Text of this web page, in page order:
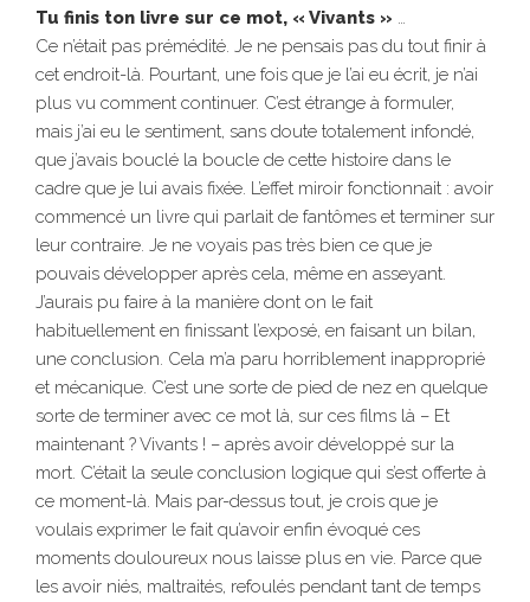
Tu finis ton livre sur ce mot, « Vivants » …
Ce n’était pas prémédité. Je ne pensais pas du tout finir à
cet endroit-là. Pourtant, une fois que je l’ai eu écrit, je n’ai
plus vu comment continuer. C’est étrange à formuler,
mais j’ai eu le sentiment, sans doute totalement infondé,
que j’avais bouclé la boucle de cette histoire dans le
cadre que je lui avais fixée. L’effet miroir fonctionnait : avoir
commencé un livre qui parlait de fantômes et terminer sur
leur contraire. Je ne voyais pas très bien ce que je
pouvais développer après cela, même en asseyant.
J’aurais pu faire à la manière dont on le fait
habituellement en finissant l’exposé, en faisant un bilan,
une conclusion. Cela m’a paru horriblement inapproprié
et mécanique. C’est une sorte de pied de nez en quelque
sorte de terminer avec ce mot là, sur ces films là – Et
maintenant ? Vivants ! – après avoir développé sur la
mort. C’était la seule conclusion logique qui s’est offerte à
ce moment-là. Mais par-dessus tout, je crois que je
voulais exprimer le fait qu’avoir enfin évoqué ces
moments douloureux nous laisse plus en vie. Parce que
les avoir niés, maltraités, refoulés pendant tant de temps